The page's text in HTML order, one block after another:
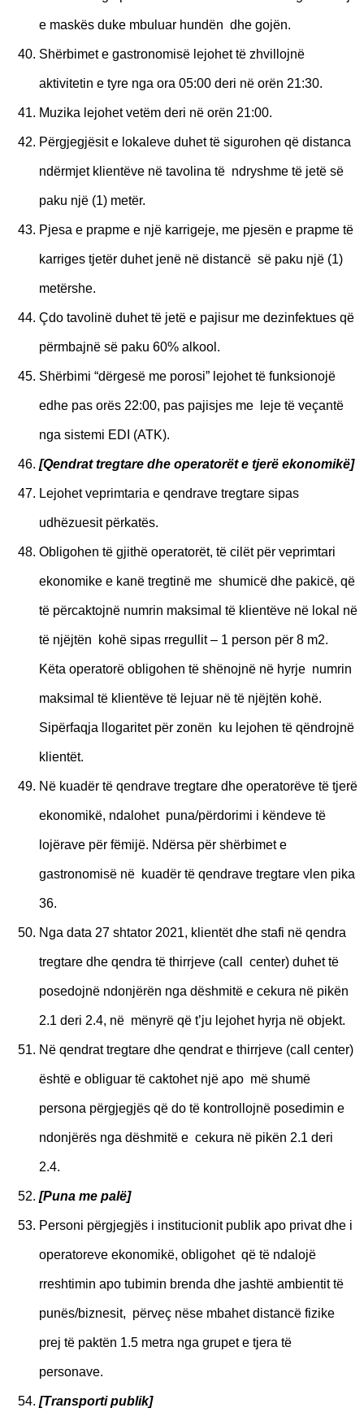
e maskës duke mbuluar hundën dhe gojën.
Shërbimet e gastronomisë lejohet të zhvillojnë
aktivitetin e tyre nga ora 05:00 deri në orën 21:30.
Muzika lejohet vetëm deri në orën 21:00.
Përgjegjësit e lokaleve duhet të sigurohen që distanca
ndërmjet klientëve në tavolina të ndryshme të jetë së
paku një (1) metër.
Pjesa e prapme e një karrigeje, me pjesën e prapme të
karriges tjetër duhet jenë në distancë së paku një (1)
metërshe.
Çdo tavolinë duhet të jetë e pajisur me dezinfektues që
përmbajnë së paku 60% alkool.
Shërbimi “dërgesë me porosi” lejohet të funksionojë
edhe pas orës 22:00, pas pajisjes me leje të veçantë
nga sistemi EDI (ATK).
[Qendrat tregtare dhe operatorët e tjerë ekonomikë]
Lejohet veprimtaria e qendrave tregtare sipas
udhëzuesit përkatës.
Obligohen të gjithë operatorët, të cilët për veprimtari
ekonomike e kanë tregtinë me shumicë dhe pakicë, që
të përcaktojnë numrin maksimal të klientëve në lokal në
të njëjtën kohë sipas rregullit – 1 person për 8 m2.
Këta operatorë obligohen të shënojnë në hyrje numrin
maksimal të klientëve të lejuar në të njëjtën kohë.
Sipërfaqja llogaritet për zonën ku lejohen të qëndrojnë
klientët.
Në kuadër të qendrave tregtare dhe operatorëve të tjerë
ekonomikë, ndalohet puna/përdorimi i këndeve të
lojërave për fëmijë. Ndërsa për shërbimet e
gastronomisë në kuadër të qendrave tregtare vlen pika
36.
Nga data 27 shtator 2021, klientët dhe stafi në qendra
tregtare dhe qendra të thirrjeve (call center) duhet të
posedojnë ndonjërën nga dëshmitë e cekura në pikën
2.1 deri 2.4, në mënyrë që t’ju lejohet hyrja në objekt.
Në qendrat tregtare dhe qendrat e thirrjeve (call center)
është e obliguar të caktohet një apo më shumë
persona përgjegjës që do të kontrollojnë posedimin e
ndonjërës nga dëshmitë e cekura në pikën 2.1 deri
2.4.
[Puna me palë]
Personi përgjegjës i institucionit publik apo privat dhe i
operatoreve ekonomikë, obligohet që të ndalojë
rreshtimin apo tubimin brenda dhe jashtë ambientit të
punës/biznesit, përveç nëse mbahet distancë fizike
prej të paktën 1.5 metra nga grupet e tjera të
personave.
[Transporti publik]